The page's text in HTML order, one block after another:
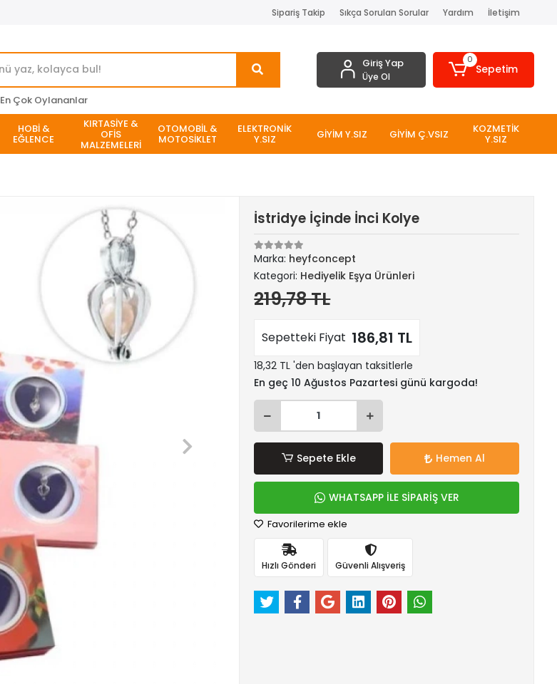
Sipariş Takip Sıkça Sorulan Sorular Yardım İletişim
En Çok Oylananlar
Giriş Yap
Üye Ol
0
Sepetim
HOBİ &
EĞLENCE
KIRTASİYE &
OFİS
MALZEMELERİ
OTOMOBİL &
MOTOSİKLET
ELEKTRONİK
Y.SIZ GİYİM Y.SIZ GİYİM Ç.VSIZ KOZMETİK
Y.SIZ
İstridye İçinde İnci Kolye
Marka: heyfconcept
Kategori: Hediyelik Eşya Ürünleri
219,78 TL
Sepetteki Fiyat 186,81 TL
18,32 TL 'den başlayan taksitlerle
En geç 10 Ağustos Pazartesi günü kargoda!
Sepete Ekle Hemen Al
WHATSAPP İLE SİPARİŞ VER
Favorilerime ekle
Hızlı Gönderi Güvenli Alışveriş